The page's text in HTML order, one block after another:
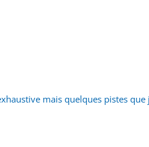
mais quelques pistes